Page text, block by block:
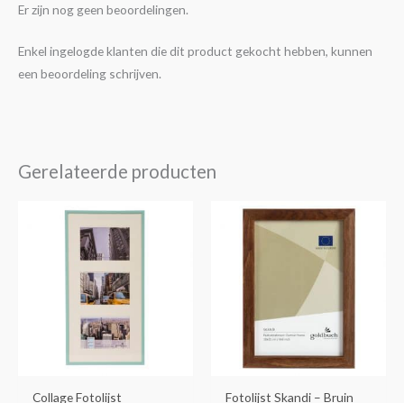
Er zijn nog geen beoordelingen.
Enkel ingelogde klanten die dit product gekocht hebben, kunnen
een beoordeling schrijven.
Gerelateerde producten
Collage Fotolijst
Fotolijst Skandi – Bruin
Prijsklasse:
€5,95
€14,95
Dit
kan